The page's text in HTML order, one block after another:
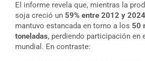
El informe revela que, mientras la
soja creció un 59% entre 2012 y 2024
mantuvo estancada en torno a los 50
toneladas, perdiendo participación en
mundial. En contraste: